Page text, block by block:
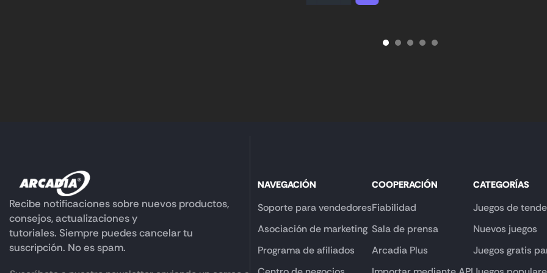
Recibe notificaciones sobre nuevos productos,
consejos, actualizaciones y
tutoriales. Siempre puedes cancelar tu
suscripción. No es spam.
NAVEGACIÓN
Soporte para vendedores
Asociación de marketing
Programa de afiliados
COOPERACIÓN
Fiabilidad
Sala de prensa
Arcadia Plus
CATEGORÍAS
Juegos de
Nuevos juegos
Juegos gratis